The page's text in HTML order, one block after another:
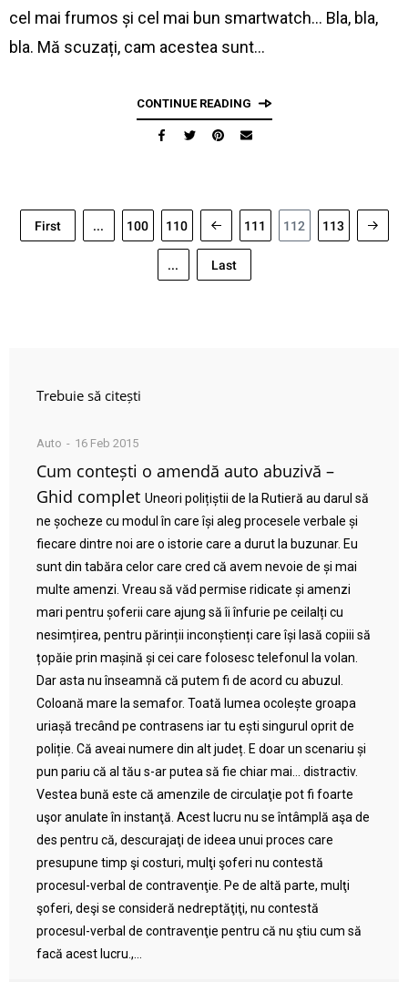
cel mai frumos și cel mai bun smartwatch… Bla, bla,
bla. Mă scuzați, cam acestea sunt…
CONTINUE READING
First ... 100 110 111 112 113
... Last
Trebuie să citești
Auto 16 Feb 2015
Cum contești o amendă auto abuzivă –
Ghid complet Uneori polițiștii de la Rutieră au darul să
ne șocheze cu modul în care își aleg procesele verbale și
fiecare dintre noi are o istorie care a durut la buzunar. Eu
sunt din tabăra celor care cred că avem nevoie de și mai
multe amenzi. Vreau să văd permise ridicate și amenzi
mari pentru șoferii care ajung să îi înfurie pe ceilalți cu
nesimțirea, pentru părinții inconștienți care își lasă copiii să
țopăie prin mașină și cei care folosesc telefonul la volan.
Dar asta nu înseamnă că putem fi de acord cu abuzul.
Coloană mare la semafor. Toată lumea ocolește groapa
uriașă trecând pe contrasens iar tu ești singurul oprit de
poliție. Că aveai numere din alt județ. E doar un scenariu și
pun pariu că al tău s-ar putea să fie chiar mai… distractiv.
Vestea bună este că amenzile de circulaţie pot fi foarte
uşor anulate în instanţă. Acest lucru nu se întâmplă aşa de
des pentru că, descurajaţi de ideea unui proces care
presupune timp şi costuri, mulţi şoferi nu contestă
procesul-verbal de contravenţie. Pe de altă parte, mulţi
şoferi, deşi se consideră nedreptăţiţi, nu contestă
procesul-verbal de contravenţie pentru că nu ştiu cum să
facă acest lucru.,...